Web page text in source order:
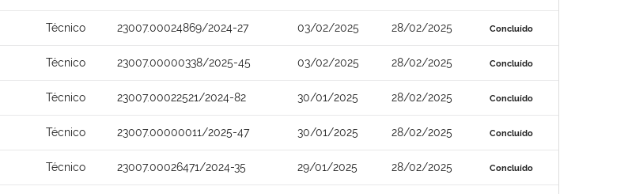
Técnico 23007.00024869/2024-27 03/02/2025 28/02/2025 Concluído
Técnico 23007.00000338/2025-45 03/02/2025 28/02/2025 Concluído
Técnico 23007.00022521/2024-82 30/01/2025 28/02/2025 Concluído
Técnico 23007.00000011/2025-47 30/01/2025 28/02/2025 Concluído
Técnico 23007.00026471/2024-35 29/01/2025 28/02/2025 Concluído